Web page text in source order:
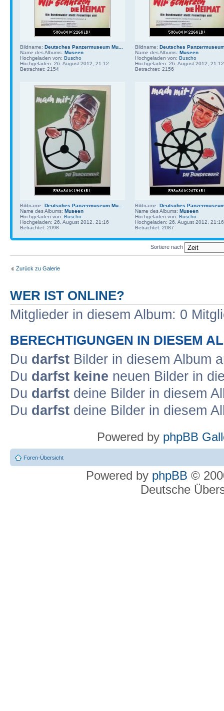
Bildname: Deutsches Panzermuseum Mu...
Name des Albums: Museen
Hochgeladen von: Buscho
Hochgeladen: 26. August 2012, 21:12
Betrachtet: 2154
Bildname: Deutsches
Name des Albums: Museen
Hochgeladen von: Buscho
Hochgeladen: 26. August 2012, 21:12
Betrachtet: 2156
Bildname: Deutsches Panzermuseum Mu...
Name des Albums: Museen
Hochgeladen von: Buscho
Hochgeladen: 26. August 2012, 21:16
Betrachtet: 2098
Bildname: Deutsches
Name des Albums: Museen
Hochgeladen von: Buscho
Hochgeladen: 26. August 2012, 21:16
Betrachtet: 2087
Sortiere nach
Zurück zu Galerie
WER IST ONLINE?
Mitglieder in diesem Album: 0
BERECHTIGUNGEN IN DIESEM
Du darfst Bilder in diesem Album
Du darfst keine neuen Bilder in
Du darfst deine Bilder in diesem
Du darfst deine Bilder in diesem
Powered by phpBB
Foren-Übersicht
Powered by phpBB ©
Deutsche